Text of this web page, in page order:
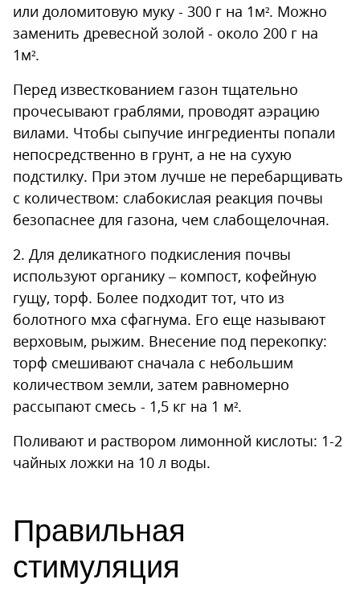
или доломитовую муку - 300 г на 1м². Можно
заменить древесной золой - около 200 г на
1м².
Перед известкованием газон тщательно
прочесывают граблями, проводят аэрацию
вилами. Чтобы сыпучие ингредиенты попали
непосредственно в грунт, а не на сухую
подстилку. При этом лучше не перебарщивать
с количеством: слабокислая реакция почвы
безопаснее для газона, чем слабощелочная.
2. Для деликатного подкисления почвы
используют органику – компост, кофейную
гущу, торф. Более подходит тот, что из
болотного мха сфагнума. Его еще называют
верховым, рыжим. Внесение под перекопку:
торф смешивают сначала с небольшим
количеством земли, затем равномерно
рассыпают смесь - 1,5 кг на 1 м².
Поливают и раствором лимонной кислоты: 1-2
чайных ложки на 10 л воды.
Правильная
стимуляция